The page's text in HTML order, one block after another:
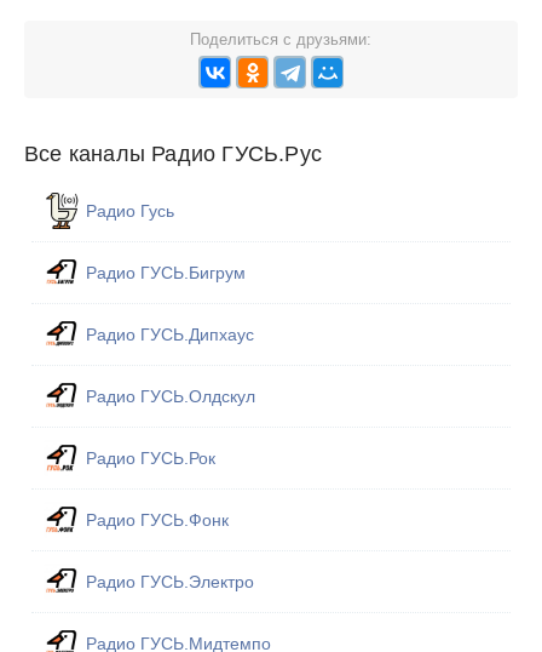
Поделиться с друзьями:
Все каналы Радио ГУСЬ.Рус
Радио Гусь
Радио ГУСЬ.Бигрум
Радио ГУСЬ.Дипхаус
Радио ГУСЬ.Олдскул
Радио ГУСЬ.Рок
Радио ГУСЬ.Фонк
Радио ГУСЬ.Электро
Радио ГУСЬ.Мидтемпо